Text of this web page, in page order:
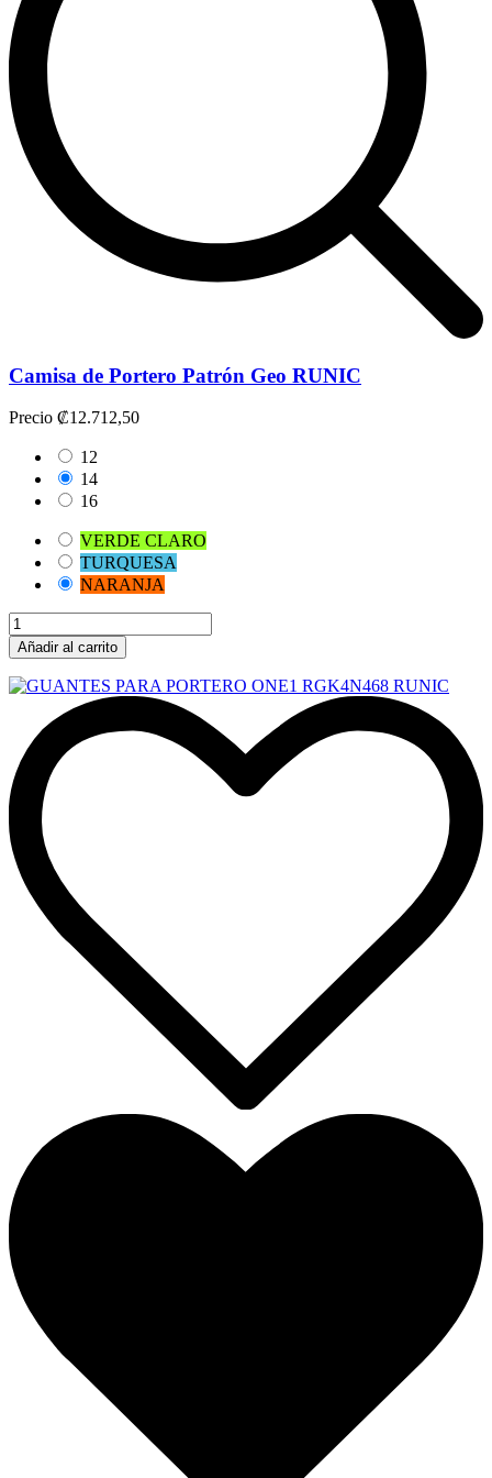
Camisa de Portero Patrón Geo RUNIC
Precio ₡12.712,50
12
14
16
VERDE CLARO
TURQUESA
NARANJA
Añadir al carrito